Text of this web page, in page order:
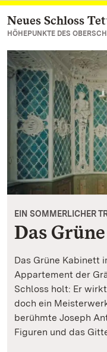
Zum Hauptinhalt
Neues Schloss
HÖHEPUNKTE DES
EIN SOMMERLICHER
Das
Das Grüne Kabinett
Appartement der
Schloss holt: Er
doch ein
berühmte Joseph
Figuren und das